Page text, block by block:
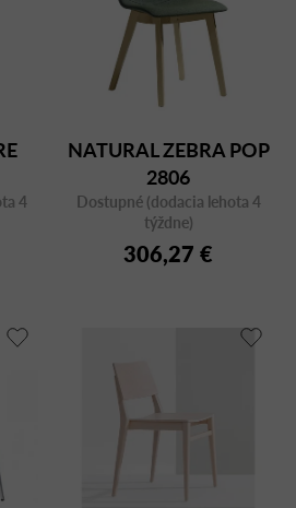
4
NATURAL ZEBRA POP
2806
Dostupné (dodacia lehota 4
týždne)
306,27 €